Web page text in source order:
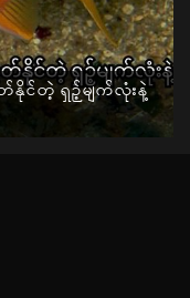
င်တဲ့ ရှဉ့်မျက်လုံးနဲ့